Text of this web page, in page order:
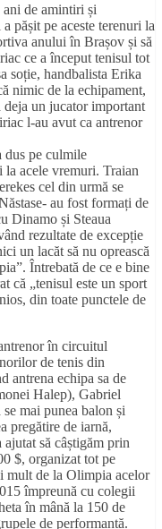
ani de amintiri și
pășit pe aceste terenuri la
anului în Brașov și să
ce a început tenisul tot
soție, handbalista Erika
nimic de la echipament,
deja un jucator important
l-au avut ca antrenor
dus pe culmile
acele vremuri. Traian
cel din urmă se
au fost formați de
Dinamo și Steaua
rezultate de excepție
un lacăt să nu oprească
Întrebată de ce e bine
că „tenisul este un sport
din toate punctele de
în circuitul
de tenis din
antrena echipa sa de
Halep), Gabriel
mai punea balon și
pregătire de iarnă,
să câștigăm prin
$, organizat tot pe
mult de la Olimpia acelor
împreună cu colegii
în mână la 150 de
de performanță.